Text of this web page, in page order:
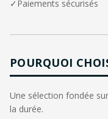
✓ Paiements sécurisés
POURQUOI
Une sélection fondée
la durée.